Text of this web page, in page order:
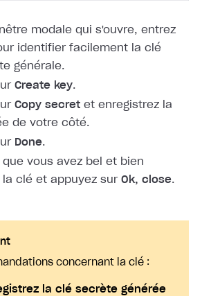
modale qui s'ouvre, entrez
identifier facilement la clé
générale.
Create key.
Copy secret et enregistrez la
de votre côté.
Done.
que vous avez bel et bien
la clé et appuyez sur Ok, close.
concernant la clé :
la clé secrète générée